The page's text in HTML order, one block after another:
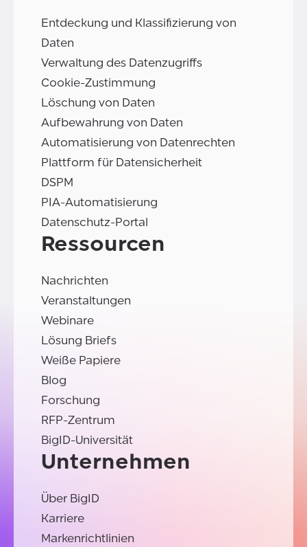
Entdeckung und Klassifizierung von
Daten
Verwaltung des Datenzugriffs
Cookie-Zustimmung
Löschung von Daten
Aufbewahrung von Daten
Automatisierung von Datenrechten
Plattform für Datensicherheit
DSPM
PIA-Automatisierung
Datenschutz-Portal
Ressourcen
Nachrichten
Veranstaltungen
Webinare
Lösung Briefs
Weiße Papiere
Blog
Forschung
RFP-Zentrum
BigID-Universität
Unternehmen
Über BigID
Karriere
Markenrichtlinien